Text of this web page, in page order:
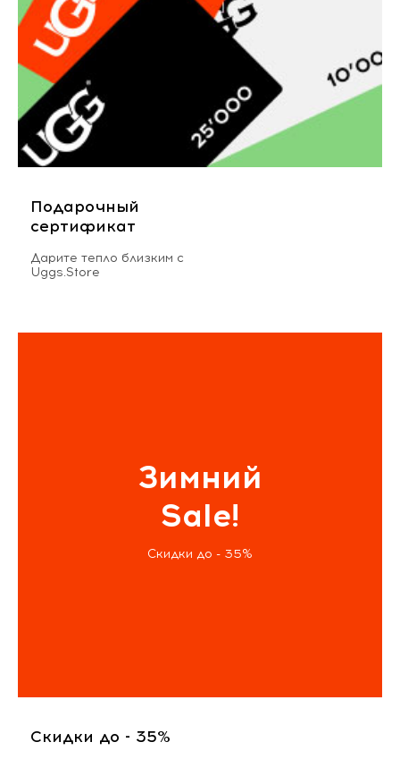
Подарочный
сертификат
Дарите тепло близким с
Uggs.Store
Зимний
Sale!
Скидки до - 35%
Скидки до - 35%